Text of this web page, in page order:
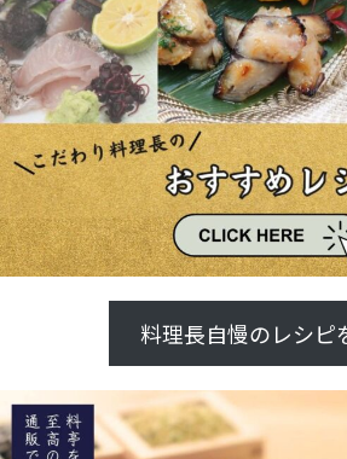
料理長自慢のレシピ